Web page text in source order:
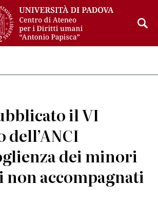
il VI
dei minori
accompagnati